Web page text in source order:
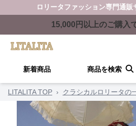
ロリータファッション専門通販
15,000 円以上のご購入
新着商品 商品を検索
LITALITA TOP › クラシカルロリータの